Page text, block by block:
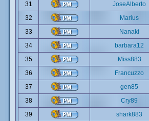
31
JoseAlberto
32
Marius
33
Nanaki
34
barbara12
35
Miss883
36
Francuzzo
37
gen85
38
Cry89
39
shark883